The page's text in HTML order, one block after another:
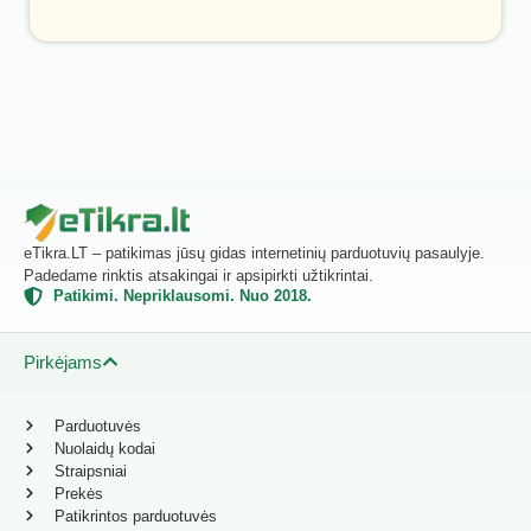
eTikra.LT – patikimas jūsų gidas internetinių parduotuvių pasaulyje.
Padedame rinktis atsakingai ir apsipirkti užtikrintai.
Patikimi. Nepriklausomi. Nuo 2018.
Pirkėjams
Parduotuvės
Nuolaidų kodai
Straipsniai
Prekės
Patikrintos parduotuvės